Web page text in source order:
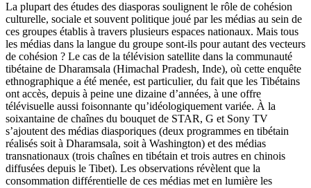
La plupart des études des diasporas soulignent le rôle de cohésion
culturelle, sociale et souvent politique joué par les médias au sein de
ces groupes établis à travers plusieurs espaces nationaux. Mais tous
les médias dans la langue du groupe sont-ils pour autant des vecteurs
de cohésion ? Le cas de la télévision satellite dans la communauté
tibétaine de Dharamsala (Himachal Pradesh, Inde), où cette enquête
ethnographique a été menée, est particulier, du fait que les Tibétains
ont accès, depuis à peine une dizaine d’années, à une offre
télévisuelle aussi foisonnante qu’idéologiquement variée. À la
soixantaine de chaînes du bouquet de STAR, G et Sony TV
s’ajoutent des médias diasporiques (deux programmes en tibétain
réalisés soit à Dharamsala, soit à Washington) et des médias
transnationaux (trois chaînes en tibétain et trois autres en chinois
diffusées depuis le Tibet). Les observations révèlent que la
consommation différentielle de ces médias met en lumière les